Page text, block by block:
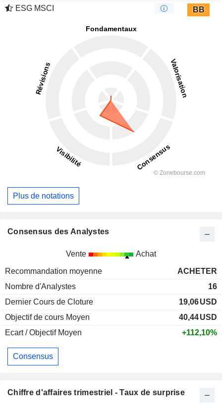
ESG MSCI
BB
Plus de notations
Consensus des Analystes
Vente Achat
Recommandation moyenne
ACHETER
Nombre d'Analystes
16
Dernier Cours de Cloture
19,06USD
Objectif de cours Moyen
40,44USD
Ecart / Objectif Moyen
+112,10%
Consensus
Chiffre d'affaires trimestriel - Taux de surprise